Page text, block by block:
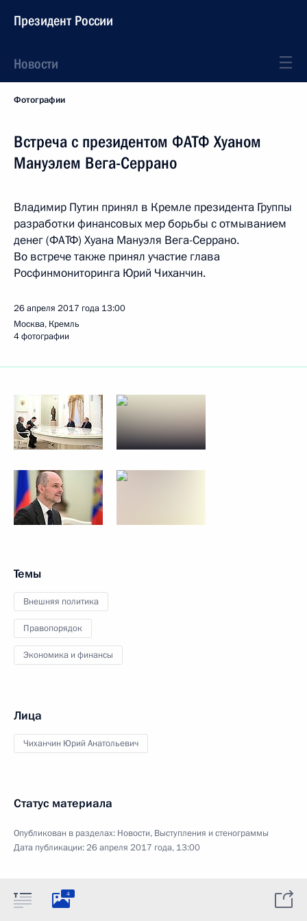
Президент России
Новости
Фотографии
Встреча с президентом ФАТФ Хуаном
Мануэлем Вега-Серрано
Владимир Путин принял в Кремле президента Группы
разработки финансовых мер борьбы с отмыванием
денег (ФАТФ) Хуана Мануэля Вега-Серрано.
Во встрече также принял участие глава
Росфинмониторинга Юрий Чиханчин.
26 апреля 2017 года 13:00
Москва, Кремль
4 фотографии
Темы
Внешняя политика
Правопорядок
Экономика и финансы
Лица
Чиханчин Юрий Анатольевич
Статус материала
Опубликован в разделах: Новости, Выступления и стенограммы
Дата публикации:26 апреля 2017 года, 13:00
4